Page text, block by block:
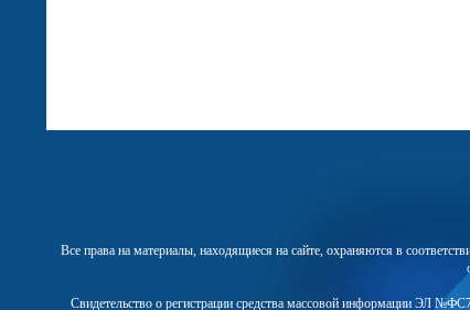
Все права на материалы, находящиеся на сайте, охраняются в
Свидетельство о регистрации средства массовой информации ЭЛ